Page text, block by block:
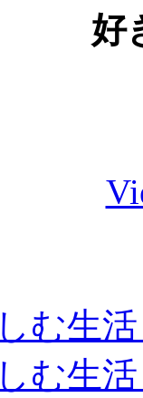
好
む生
しむ生